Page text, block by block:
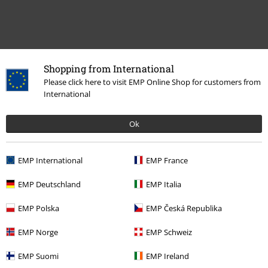
Shopping from International
Please click here to visit EMP Online Shop for customers from
International
Ok
EMP International EMP France
EMP Deutschland EMP Italia
EMP Polska EMP Česká Republika
EMP Norge EMP Schweiz
EMP Suomi EMP Ireland
Film & Serier Disney Film, TV & Spil Marvel
Film & Serier Disney Film, TV & Spil Marvel
Film & Serier
Film & Serier Superhelte vs. Skurke
Film & Serier TV-Series Accessoires